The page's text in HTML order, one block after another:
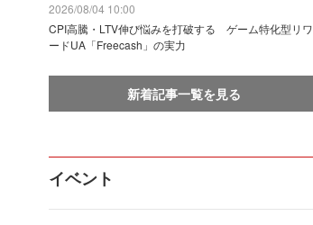
2026/08/04 10:00
CPI高騰・LTV伸び悩みを打破する ゲーム特化型リワ
ードUA「Freecash」の実力
新着記事一覧を見る
イベント